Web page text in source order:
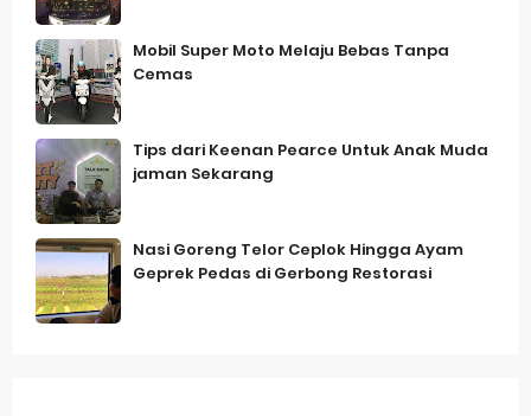
Mobil Super Moto Melaju Bebas Tanpa
Cemas
Tips dari Keenan Pearce Untuk Anak Muda
jaman Sekarang
Nasi Goreng Telor Ceplok Hingga Ayam
Geprek Pedas di Gerbong Restorasi